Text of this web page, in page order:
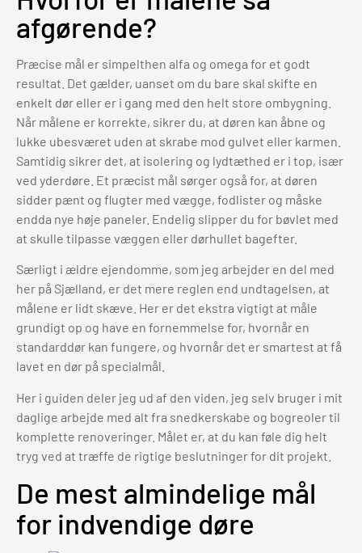
afgørende?
Præcise mål er simpelthen alfa og omega for et godt
resultat. Det gælder, uanset om du bare skal skifte en
enkelt dør eller er i gang med den helt store ombygning.
Når målene er korrekte, sikrer du, at døren kan åbne og
lukke ubesværet uden at skrabe mod gulvet eller karmen.
Samtidig sikrer det, at isolering og lydtæthed er i top, især
ved yderdøre. Et præcist mål sørger også for, at døren
sidder pænt og flugter med vægge, fodlister og måske
endda nye høje paneler. Endelig slipper du for bøvlet med
at skulle tilpasse væggen eller dørhullet bagefter.
Særligt i ældre ejendomme, som jeg arbejder en del med
her på Sjælland, er det mere reglen end undtagelsen, at
målene er lidt skæve. Her er det ekstra vigtigt at måle
grundigt op og have en fornemmelse for, hvornår en
standarddør kan fungere, og hvornår det er smartest at få
lavet en dør på specialmål.
Her i guiden deler jeg ud af den viden, jeg selv bruger i mit
daglige arbejde med alt fra snedkerskabe og bogreoler til
komplette renoveringer. Målet er, at du kan føle dig helt
tryg ved at træffe de rigtige beslutninger for dit projekt.
De mest almindelige mål
for indvendige døre